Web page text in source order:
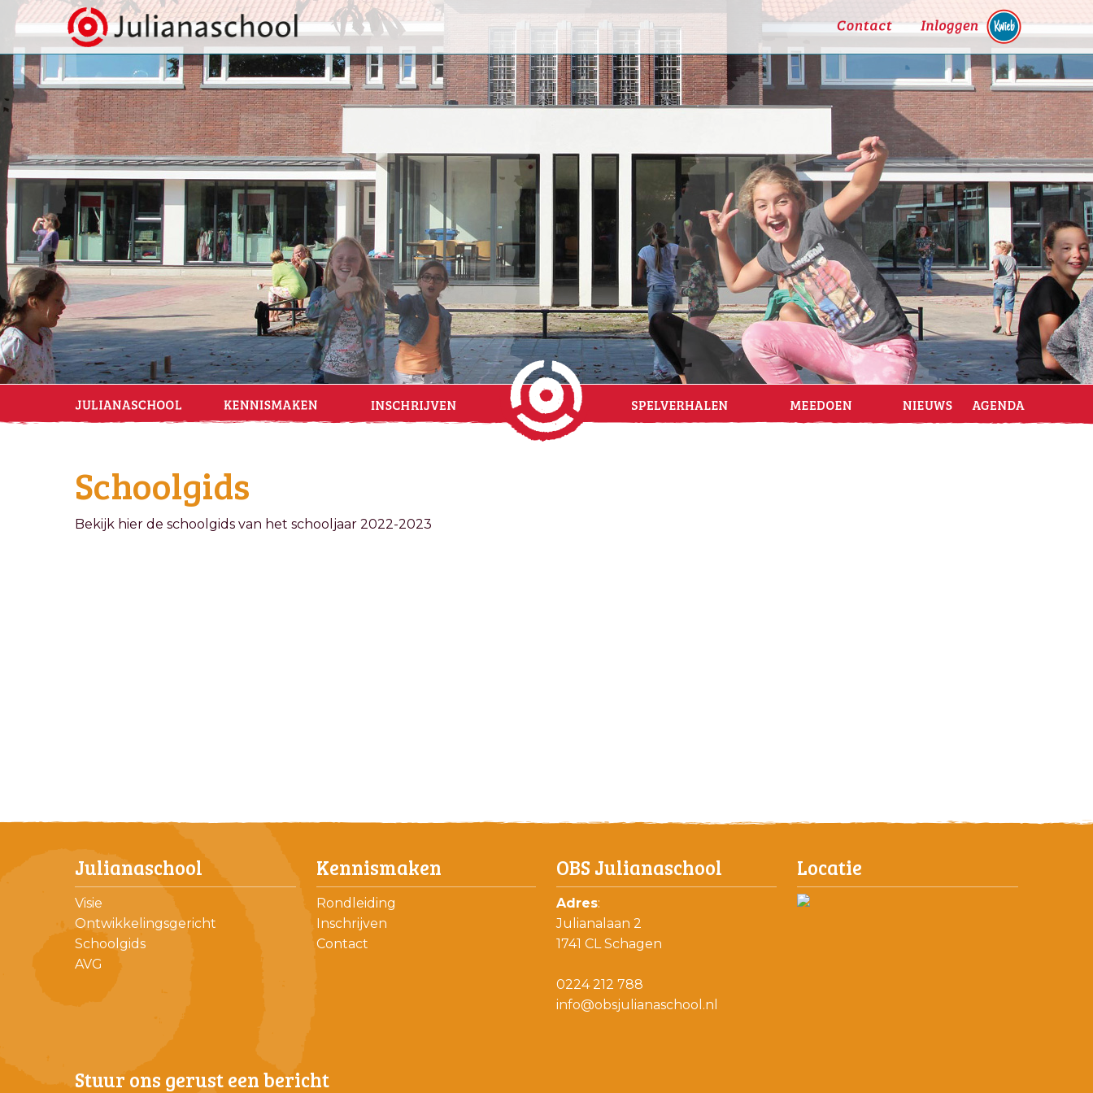
Schoolgids
Bekijk hier de schoolgids van het schooljaar 2022-2023
Julianaschool
Visie
Ontwikkelingsgericht
Schoolgids
AVG
Kennismaken
Rondleiding
Inschrijven
Contact
OBS Julianaschool
Adres:
Julianalaan 2
1741 CL Schagen
0224 212 788
info@obsjulianaschool.nl
Locatie
Stuur ons gerust een bericht